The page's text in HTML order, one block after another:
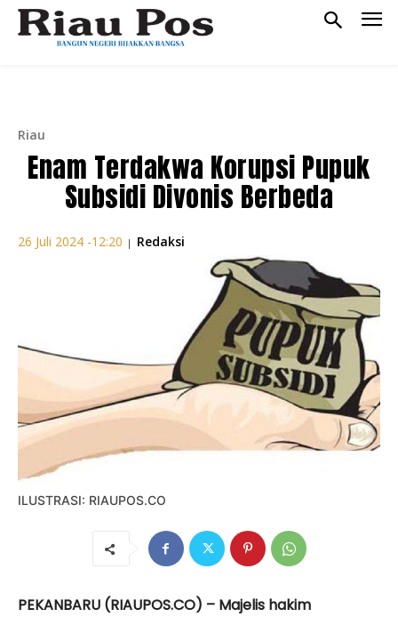
Riau
Enam Terdakwa Korupsi Pupuk
Subsidi Divonis Berbeda
26 Juli 2024 -12:20 | Redaksi
ILUSTRASI: RIAUPOS.CO
PEKANBARU (RIAUPOS.CO) – Majelis hakim